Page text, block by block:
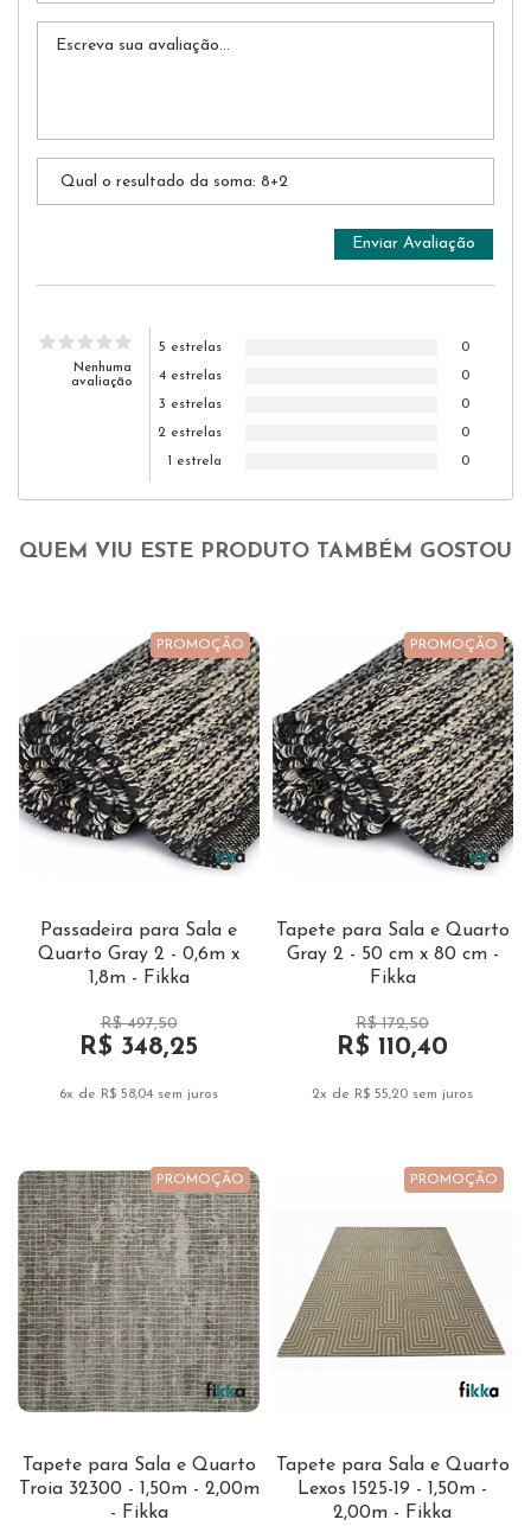
Nenhuma
avaliação
5 estrelas
0
4 estrelas
0
3 estrelas
0
2 estrelas
0
1 estrela
0
QUEM VIU ESTE PRODUTO TAMBÉM GOSTOU
PROMOÇÃO
Passadeira para Sala e
Quarto Gray 2 - 0,6m x
1,8m - Fikka
R$ 497,50
R$ 348,25
6x de R$ 58,04 sem juros
PROMOÇÃO
Tapete para Sala e Quarto
Gray 2 - 50 cm x 80 cm -
Fikka
R$ 172,50
R$ 110,40
2x de R$ 55,20 sem juros
PROMOÇÃO
Tapete para Sala e Quarto
Troia 32300 - 1,50m - 2,00m
- Fikka
PROMOÇÃO
Tapete para Sala e Quarto
Lexos 1525-19 - 1,50m -
2,00m - Fikka